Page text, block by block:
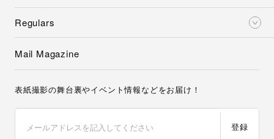
Regulars
Mail Magazine
表紙撮影の舞台裏やイベント情報などをお届け！
登録